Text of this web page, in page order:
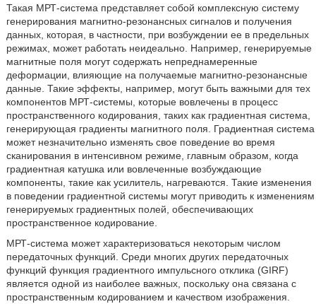
Такая МРТ-система представляет собой комплексную систему
генерирования магнитно-резонансных сигналов и получения
данных, которая, в частности, при возбуждении ее в предельных
режимах, может работать неидеально. Например, генерируемые
магнитные поля могут содержать непреднамеренные
деформации, влияющие на получаемые магнитно-резонансные
данные. Такие эффекты, например, могут быть важными для тех
компонентов МРТ-системы, которые вовлечены в процесс
пространственного кодирования, таких как градиентная система,
генерирующая градиенты магнитного поля. Градиентная система
может незначительно изменять свое поведение во время
сканирования в интенсивном режиме, главным образом, когда
градиентная катушка или вовлеченные возбуждающие
компоненты, такие как усилитель, нагреваются. Такие изменения
в поведении градиентной системы могут приводить к изменениям
генерируемых градиентных полей, обеспечивающих
пространственное кодирование.
МРТ-система может характеризоваться некоторым числом
передаточных функций. Среди многих других передаточных
функций функция градиентного импульсного отклика (GIRF)
является одной из наиболее важных, поскольку она связана с
пространственным кодированием и качеством изображения.